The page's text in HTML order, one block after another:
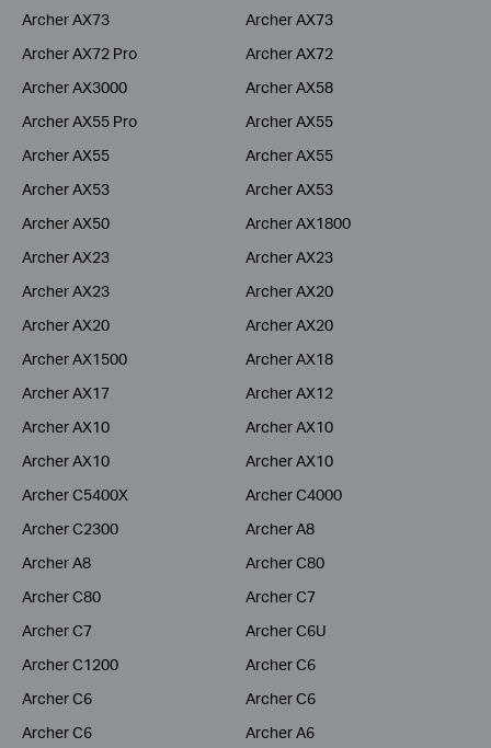
Archer AX73
Archer AX73
Archer AX72 Pro
Archer AX72
Archer AX3000
Archer AX58
Archer AX55 Pro
Archer AX55
Archer AX55
Archer AX55
Archer AX53
Archer AX53
Archer AX50
Archer AX1800
Archer AX23
Archer AX23
Archer AX23
Archer AX20
Archer AX20
Archer AX20
Archer AX1500
Archer AX18
Archer AX17
Archer AX12
Archer AX10
Archer AX10
Archer AX10
Archer AX10
Archer C5400X
Archer C4000
Archer C2300
Archer A8
Archer A8
Archer C80
Archer C80
Archer C7
Archer C7
Archer C6U
Archer C1200
Archer C6
Archer C6
Archer C6
Archer C6
Archer A6